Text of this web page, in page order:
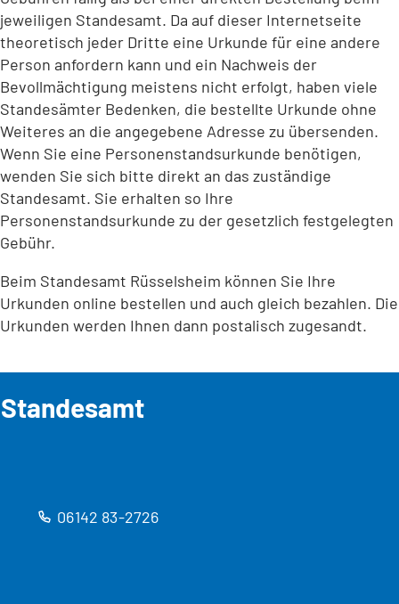
jeweiligen Standesamt. Da auf dieser Internetseite
theoretisch jeder Dritte eine Urkunde für eine andere
Person anfordern kann und ein Nachweis der
Bevollmächtigung meistens nicht erfolgt, haben viele
Standesämter Bedenken, die bestellte Urkunde ohne
Weiteres an die angegebene Adresse zu übersenden.
Wenn Sie eine Personenstandsurkunde benötigen,
wenden Sie sich bitte direkt an das zuständige
Standesamt. Sie erhalten so Ihre
Personenstandsurkunde zu der gesetzlich festgelegten
Gebühr.
Beim Standesamt Rüsselsheim können Sie Ihre
Urkunden online bestellen und auch gleich bezahlen. Die
Urkunden werden Ihnen dann postalisch zugesandt.
Standesamt
06142 83-2726